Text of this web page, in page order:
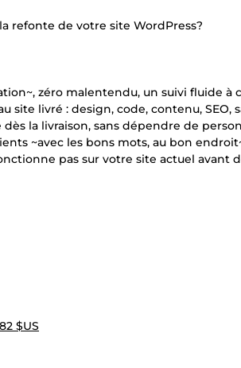
refonte de votre site WordPress?
zéro malentendu, un suivi fluide à
livré : design, code, contenu, SEO,
la livraison, sans dépendre de
~avec les bons mots, au bon
pas sur votre site actuel avant
$US